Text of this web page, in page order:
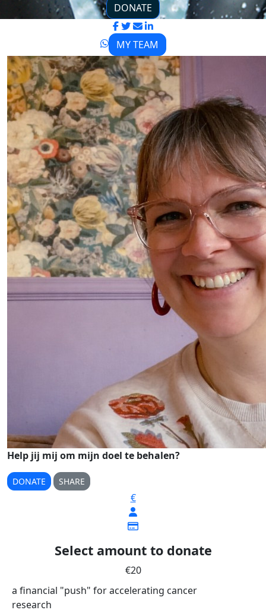
DONATE
MY TEAM
Help jij mij om mijn doel te behalen?
DONATE SHARE
€
Select amount to donate
€20
a financial "push" for accelerating cancer
research